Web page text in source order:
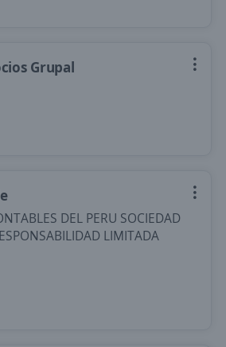
Grupal
DEL PERU SOCIEDAD
LIMITADA